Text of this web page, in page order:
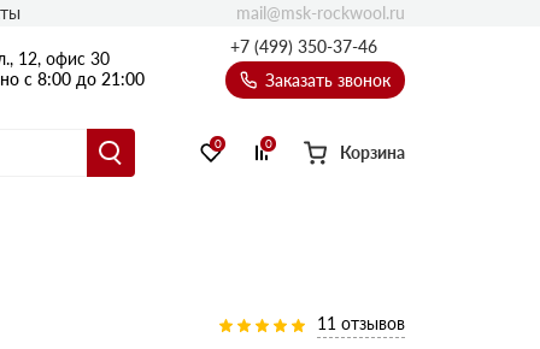
12, офис 30
с 8:00 до 21:00
+7 (499) 350-37-46
Заказать звонок
Ультратонкий
Балкон
Эсктра
Оптима
0 0 Корзина
mail@msk-rockwool.ru
11 отзывов